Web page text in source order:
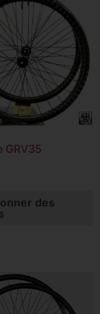
GRV35
des